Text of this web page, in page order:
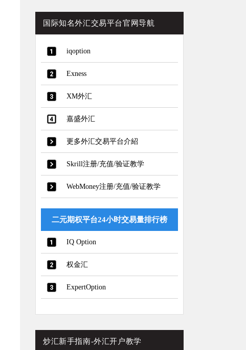
国际知名外汇交易平台官网导航
iqoption
Exness
XM外汇
嘉盛外汇
更多外汇交易平台介紹
Skrill注册/充值/验证教学
WebMoney注册/充值/验证教学
二元期权平台24小时交易量排行榜
IQ Option
权金汇
ExpertOption
炒汇新手指南-外汇开户教学